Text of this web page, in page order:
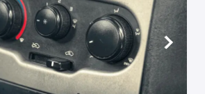
Próximo